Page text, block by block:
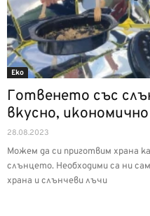
Еко
Готвенето със
вкусно, икономично
28.08.2023
Можем да си приготвим храна
слънцето. Необходими са ни
храна и слънчеви лъчи